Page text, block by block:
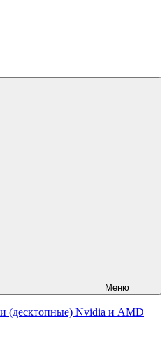
Меню
(десктопные) Nvidia и AMD